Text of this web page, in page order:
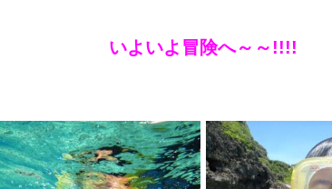
いよいよ冒険へ～～!!!!